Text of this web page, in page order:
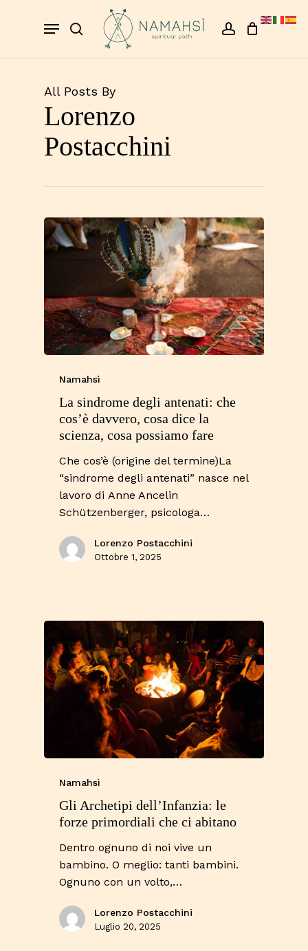
search account
Menu
Cart
All Posts By
Lorenzo
Postacchini
Namahsì
La sindrome degli antenati: che
cos’è davvero, cosa dice la
scienza, cosa possiamo fare
Che cos’è (origine del termine)La
“sindrome degli antenati” nasce nel
lavoro di Anne Ancelin
Schützenberger, psicologa…
Lorenzo Postacchini
Ottobre 1, 2025
Namahsì
Gli Archetipi dell’Infanzia: le
forze primordiali che ci abitano
Dentro ognuno di noi vive un
bambino. O meglio: tanti bambini.
Ognuno con un volto,…
Lorenzo Postacchini
Luglio 20, 2025